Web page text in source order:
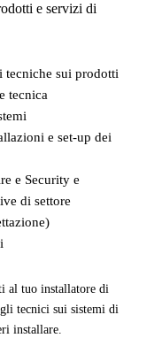
e servizi di
tecniche sui prodotti
tecnica
e set-up dei
e Security e
di settore
al tuo installatore di
tecnici sui sistemi di
installare.